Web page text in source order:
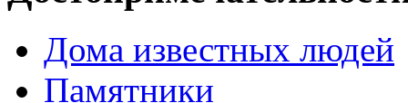
Дома известных людей
Памятники